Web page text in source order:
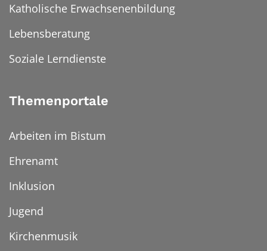
Katholische Erwachsenenbildung
Lebensberatung
Soziale Lerndienste
Themenportale
Arbeiten im Bistum
Ehrenamt
Inklusion
Jugend
Kirchenmusik